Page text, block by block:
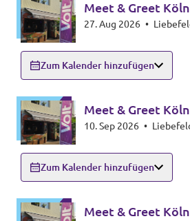
Deine Spende für Volt!
Kontakt
Ratsfraktion Köln
Transparenzregister
Meet & Greet Köln
27. Aug 2026 •
Zum Kalender hinzufügen
Meet & Greet Köln
10. Sep 2026 •
Zum Kalender hinzufügen
Meet & Greet Köln